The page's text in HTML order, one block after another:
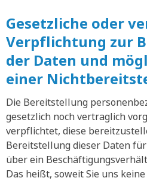
Gesetzliche oder
Verpflichtung zur
der Daten und
einer
Die Bereitstellung
gesetzlich noch vertraglich
verpflichtet, diese
Bereitstellung dieser Daten
über ein
Das heißt, soweit Sie uns